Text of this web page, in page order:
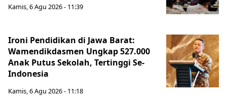
Kamis, 6 Agu 2026 - 11:39
Ironi Pendidikan di Jawa Barat:
Wamendikdasmen Ungkap 527.000
Anak Putus Sekolah, Tertinggi Se-
Indonesia
Kamis, 6 Agu 2026 - 11:18